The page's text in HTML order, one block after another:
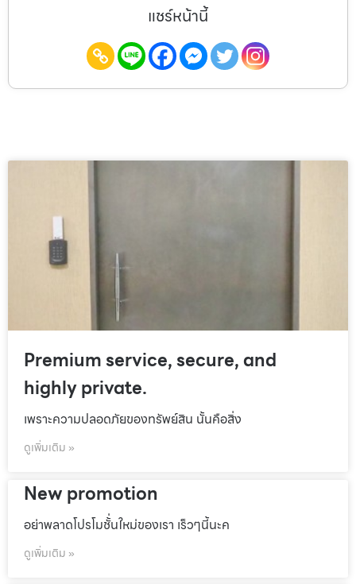
แชร์หน้านี้
Premium service, secure, and
highly private.
เพราะความปลอดภัยของทรัพย์สิน นั้นคือสิ่ง
ดูเพิ่มเติม »
New promotion
อย่าพลาดโปรโมชั้่นใหม่ของเรา เร็วๆนี้นะค
ดูเพิ่มเติม »